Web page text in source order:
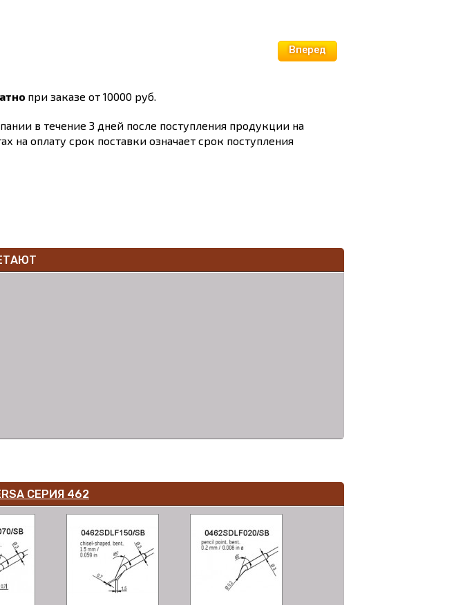
Вперед
при заказе от 10000 руб.
в течение 3 дней после поступления продукции на
на оплату срок поставки означает срок поступления
СЕРИЯ 462